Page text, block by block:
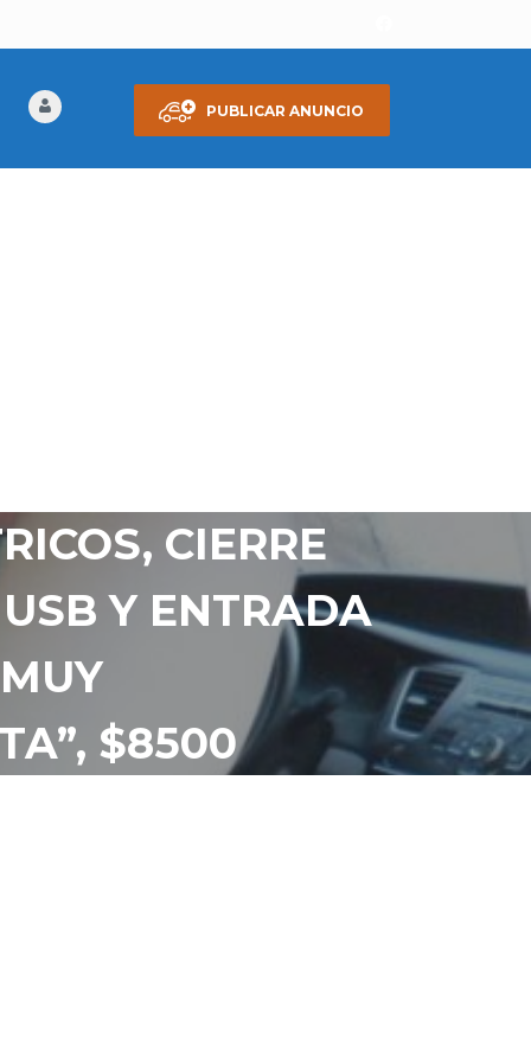
PUBLICAR ANUNCIO
CIERRE
Y ENTRADA
$8500